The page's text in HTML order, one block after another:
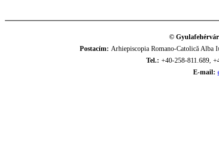
©
Postacím: Arhiepiscopia Romano-Catolică
Tel.: +40-258-811.689,
E-mail: